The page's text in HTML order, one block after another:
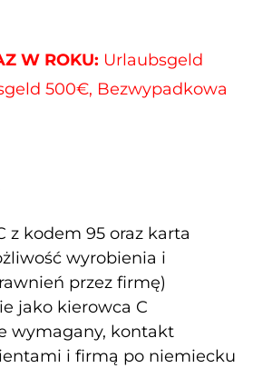
W ROKU: Urlaubsgeld
500€, Bezwypadkowa
z kodem 95 oraz karta
wyrobienia i
przez firmę)
jako kierowca C
wymagany, kontakt
i firmą po niemiecku